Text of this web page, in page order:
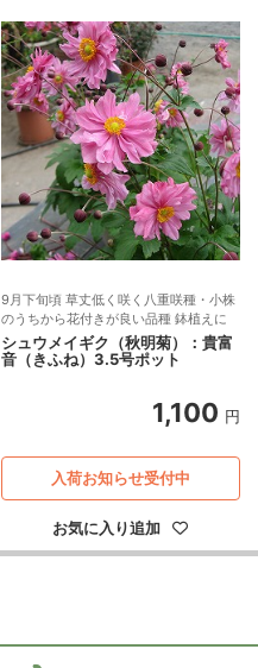
9月下旬頃 草丈低く咲く八重咲種・小株
のうちから花付きが良い品種 鉢植えに
シュウメイギク（秋明菊）：貴富
音（きふね）3.5号ポット
1,100 円
お気に入り追加
入荷お知らせ受付中